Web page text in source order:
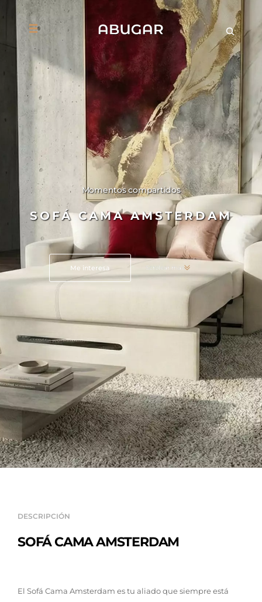
Momentos compartidos
SOFÁ CAMA AMSTERDAM
Me interesa Scrolear mas
DESCRIPCIÓN
SOFÁ CAMA AMSTERDAM
El Sofá Cama Amsterdam es tu aliado que siempre está